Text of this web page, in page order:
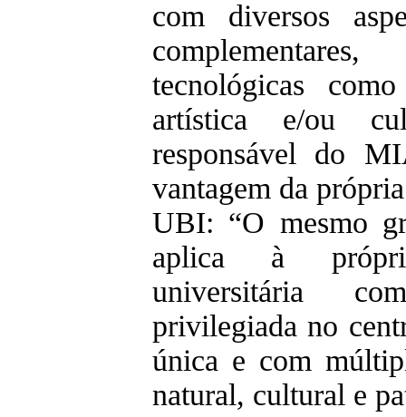
com diversos
tecnológicas
artística e/ou
responsável do
vantagem da
UBI: “O mesmo
aplica à
universitária
privilegiada no
única e com
natural, cultural e